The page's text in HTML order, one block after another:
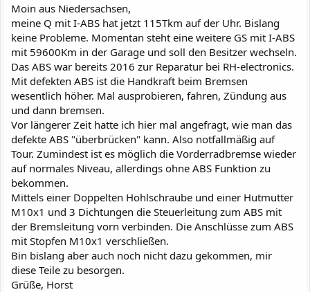
Moin aus Niedersachsen,
meine Q mit I-ABS hat jetzt 115Tkm auf der Uhr. Bislang
keine Probleme. Momentan steht eine weitere GS mit I-ABS
mit 59600Km in der Garage und soll den Besitzer wechseln.
Das ABS war bereits 2016 zur Reparatur bei RH-electronics.
Mit defekten ABS ist die Handkraft beim Bremsen
wesentlich höher. Mal ausprobieren, fahren, Zündung aus
und dann bremsen.
Vor längerer Zeit hatte ich hier mal angefragt, wie man das
defekte ABS "überbrücken" kann. Also notfallmäßig auf
Tour. Zumindest ist es möglich die Vorderradbremse wieder
auf normales Niveau, allerdings ohne ABS Funktion zu
bekommen.
Mittels einer Doppelten Hohlschraube und einer Hutmutter
M10x1 und 3 Dichtungen die Steuerleitung zum ABS mit
der Bremsleitung vorn verbinden. Die Anschlüsse zum ABS
mit Stopfen M10x1 verschließen.
Bin bislang aber auch noch nicht dazu gekommen, mir
diese Teile zu besorgen.
Grüße, Horst